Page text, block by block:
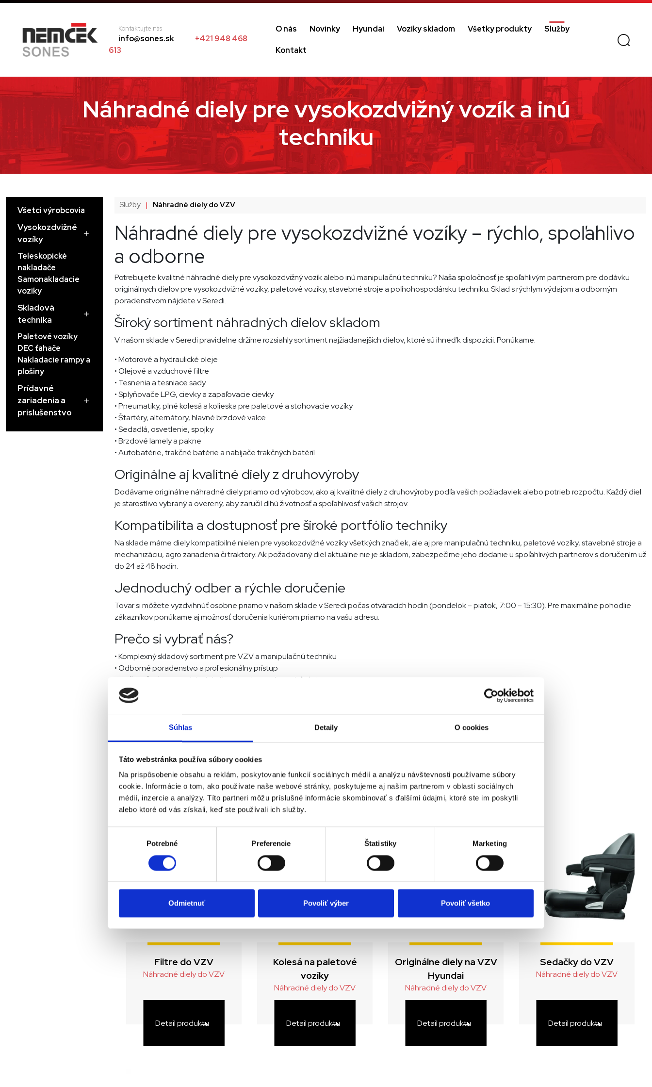
Súhlas Detaily O cookies
Táto webstránka používa súbory cookies
Na prispôsobenie obsahu a reklám, poskytovanie funkcií sociálnych médií a analýzu návštevnosti používame súbory
cookie. Informácie o tom, ako používate naše webové stránky, poskytujeme aj našim partnerom v oblasti sociálnych
médií, inzercie a analýzy. Títo partneri môžu príslušné informácie skombinovať s ďalšími údajmi, ktoré ste im poskytli
alebo ktoré od vás získali, keď ste používali ich služby.
Potrebné Preferencie Štatistiky Marketing
Odmietnuť Povoliť výber Povoliť všetko
Kontaktujte nás
info@sones.sk
+421 948 468
613
O nás Novinky Hyundai Vozíky skladom Všetky produkty Služby
Kontakt
Náhradné diely pre vysokozdvižný vozík a inú
techniku
Všetci výrobcovia
Vysokozdvižné
vozíky
Teleskopické
nakladače
Samonakladacie
vozíky
Skladová
technika
Paletové vozíky
DEC ťahače
Nakladacie rampy a
plošiny
Prídavné
zariadenia a
príslušenstvo
Služby | Náhradné diely do VZV
Náhradné diely pre vysokozdvižné vozíky – rýchlo, spoľahlivo
a odborne
Potrebujete kvalitné náhradné diely pre vysokozdvižný vozík alebo inú manipulačnú techniku? Naša spoločnosť je spoľahlivým partnerom pre dodávku
originálnych dielov pre vysokozdvižné vozíky, paletové vozíky, stavebné stroje a poľnohospodársku techniku. Sklad s rýchlym výdajom a odborným
poradenstvom nájdete v Seredi.
Široký sortiment náhradných dielov skladom
V našom sklade v Seredi pravidelne držíme rozsiahly sortiment najžiadanejších dielov, ktoré sú ihneď k dispozícii. Ponúkame:
• Motorové a hydraulické oleje
• Olejové a vzduchové filtre
• Tesnenia a tesniace sady
• Splyňovače LPG, cievky a zapaľovacie cievky
• Pneumatiky, plné kolesá a kolieska pre paletové a stohovacie vozíky
• Štartéry, alternátory, hlavné brzdové valce
• Sedadlá, osvetlenie, spojky
• Brzdové lamely a pakne
• Autobatérie, trakčné batérie a nabíjače trakčných batérií
Originálne aj kvalitné diely z druhovýroby
Dodávame originálne náhradné diely priamo od výrobcov, ako aj kvalitné diely z druhovýroby podľa vašich požiadaviek alebo potrieb rozpočtu. Každý diel
je starostlivo vybraný a overený, aby zaručil dlhú životnosť a spoľahlivosť vašich strojov.
Kompatibilita a dostupnosť pre široké portfólio techniky
Na sklade máme diely kompatibilné nielen pre vysokozdvižné vozíky všetkých značiek, ale aj pre manipulačnú techniku, paletové vozíky, stavebné stroje a
mechanizáciu, agro zariadenia či traktory. Ak požadovaný diel aktuálne nie je skladom, zabezpečíme jeho dodanie u spoľahlivých partnerov s doručením už
do 24 až 48 hodín.
Jednoduchý odber a rýchle doručenie
Tovar si môžete vyzdvihnúť osobne priamo v našom sklade v Seredi počas otváracích hodín (pondelok – piatok, 7:00 – 15:30). Pre maximálne pohodlie
zákazníkov ponúkame aj možnosť doručenia kuriérom priamo na vašu adresu.
Prečo si vybrať nás?
• Komplexný skladový sortiment pre VZV a manipulačnú techniku
• Odborné poradenstvo a profesionálny prístup
• Možnosť výberu medzi originálnymi a alternatívnymi dielmi
• Rýchla dostupnosť dielov – odber osobne alebo doručenie kuriérom
• Expresné objednávky a dodávky nedostupných dielov do 24/48 hodín
Kontakt na náhradné diely
Zodpovedná osoba: Miroslav Benadik
Mobil:+421 911 294 838
E-mail:
benadik@sones.sk
Filtre do VZV
Náhradné diely do VZV
Detail produktu
Kolesá na paletové
vozíky
Náhradné diely do VZV
Detail produktu
Originálne diely na VZV
Hyundai
Náhradné diely do VZV
Detail produktu
Sedačky do VZV
Náhradné diely do VZV
Detail produktu